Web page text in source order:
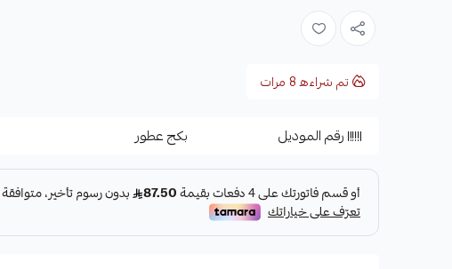
تم شراءه8 مرات
رقم الموديل بكج عطور